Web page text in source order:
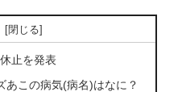
止を発表
あこの病気(病名)はなに？